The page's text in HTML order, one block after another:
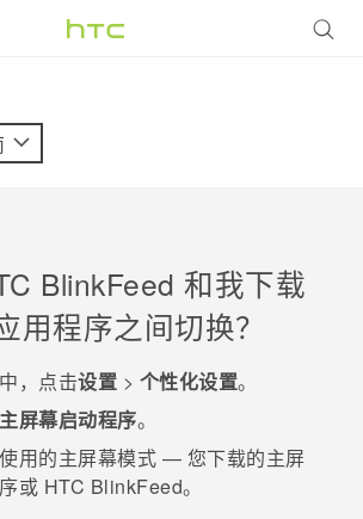
BlinkFeed 和我下载
用程序之间切换？
中，点击设置 > 个性化设置。
屏幕启动程序。
用的主屏幕模式 — 您下载的主屏
或 HTC BlinkFeed。